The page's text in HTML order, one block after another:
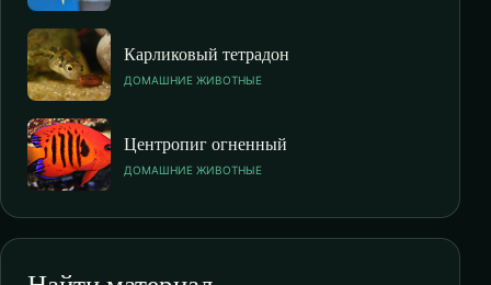
Карликовый тетрадон
ДОМАШНИЕ ЖИВОТНЫЕ
Центропиг огненный
ДОМАШНИЕ ЖИВОТНЫЕ